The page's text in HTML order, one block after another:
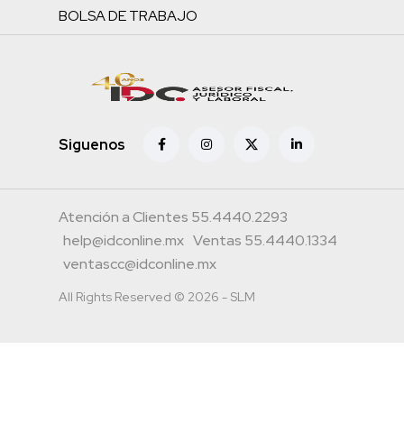
BOLSA DE TRABAJO
Siguenos
Atención a Clientes 55.4440.2293
help@idconline.mx Ventas 55.4440.1334
ventascc@idconline.mx
All Rights Reserved © 2026 - SLM